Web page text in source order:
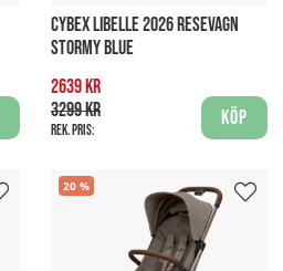
CYBEX LIBELLE 2026 RESEVAGN
STORMY BLUE
2639 kr
3299 kr
Rek. pris:
Köp
20